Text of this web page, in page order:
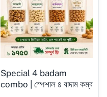
Special 4 badam
combo | স্পেশাল ৪ বাদাম কম্ব